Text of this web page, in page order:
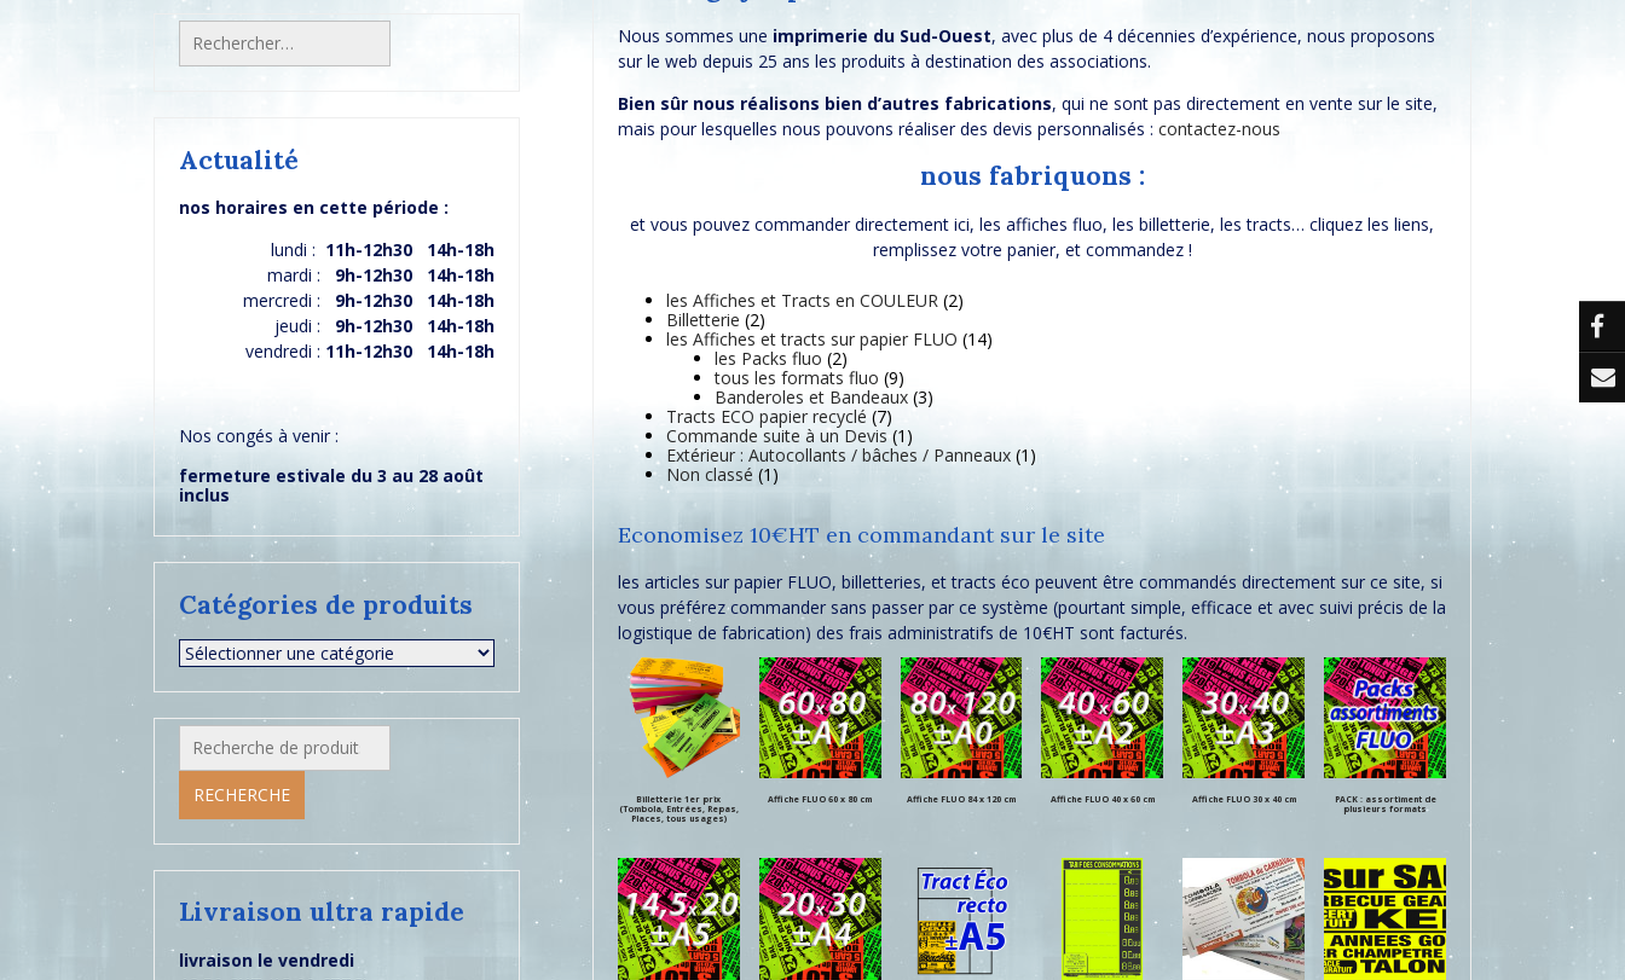
Nous sommes une imprimerie du Sud-Ouest, avec plus de 4 décennies d’expérience, nous proposons
sur le web depuis 25 ans les produits à destination des associations.
Bien sûr nous réalisons bien d’autres fabrications, qui ne sont pas directement en vente sur le site,
mais pour lesquelles nous pouvons réaliser des devis personnalisés : contactez-nous
nous fabriquons :
et vous pouvez commander directement ici, les affiches fluo, les billetterie, les tracts… cliquez les liens,
remplissez votre panier, et commandez !
les Affiches et Tracts en COULEUR 22
p
o
s
Billetterie 22
p
r
o
d
u
i
t
s
les Affiches et tracts sur papier FLUO 141
4
u
les Packs fluo 22
p
r
o
d
u
tous les formats fluo 99
p
o
d
s
Banderoles et Bandeaux 33
p
o
t
s
Tracts ECO papier recyclé 77
p
r
i
t
Commande suite à un Devis 1 1
p
u
i
Extérieur : Autocollants / bâches / Panneaux 1 1
p
r
o
d
u
Non classé 1 1
p
o
d
i
t
Economisez 10€HT en commandant sur le site
les articles sur papier FLUO, billetteries, et tracts éco peuvent être commandés directement sur ce site, si
vous préférez commander sans passer par ce système (pourtant simple, efficace et avec suivi précis de la
logistique de fabrication) des frais administratifs de 10€HT sont facturés.
Billetterie 1er prix
(Tombola, Entrées, Repas,
Places, tous usages)
Affiche FLUO 60 x 80 cm Affiche FLUO 84 x 120 cm Affiche FLUO 40 x 60 cm Affiche FLUO 30 x 40 cm
PACK : assortiment de
plusieurs formats
Rechercher :
Actualité
nos horaires en cette période :
lundi : 11h-12h30 14h-18h
mardi : 9h-12h30 14h-18h
mercredi : 9h-12h30 14h-18h
jeudi : 9h-12h30 14h-18h
vendredi : 11h-12h30 14h-18h
Nos congés à venir :
fermeture estivale du 3 au 28 août
inclus
Catégories de produits
Recherche
pour :
RECHERCHE
Livraison ultra rapide
livraison le vendredi